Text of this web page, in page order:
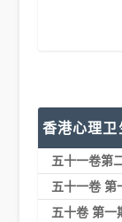
香港心理卫
五十一卷第
五十一卷 第
五十卷 第一